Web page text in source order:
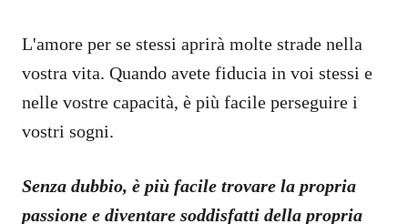
L'amore per se stessi aprirà molte strade nella
vostra vita. Quando avete fiducia in voi stessi e
nelle vostre capacità, è più facile perseguire i
vostri sogni.
Senza dubbio, è più facile trovare la propria
passione e diventare soddisfatti della propria